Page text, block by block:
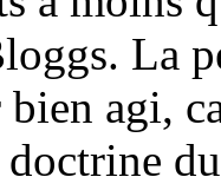
La
agi,
doctrine